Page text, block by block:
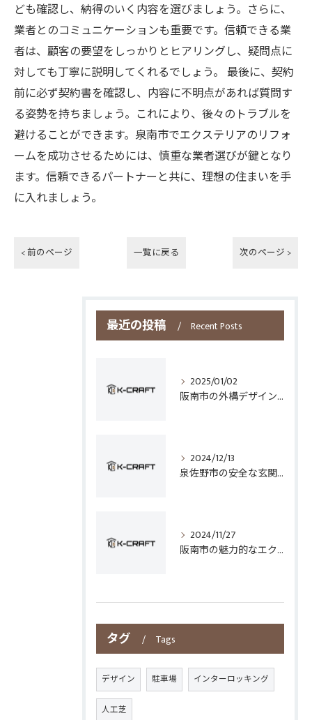
ども確認し、納得のいく内容を選びましょう。さらに、
業者とのコミュニケーションも重要です。信頼できる業
者は、顧客の要望をしっかりとヒアリングし、疑問点に
対しても丁寧に説明してくれるでしょう。 最後に、契約
前に必ず契約書を確認し、内容に不明点があれば質問す
る姿勢を持ちましょう。これにより、後々のトラブルを
避けることができます。泉南市でエクステリアのリフォ
ームを成功させるためには、慎重な業者選びが鍵となり
ます。信頼できるパートナーと共に、理想の住まいを手
に入れましょう。
< 前のページ 一覧に戻る 次のページ >
最近の投稿 Recent Posts
2025/01/02
阪南市の外構デザインとフェンス選びのポイント
2024/12/13
泉佐野市の安全な玄関手すり設置技術
2024/11/27
阪南市の魅力的なエクステリアデザイン
タグ Tags
デザイン 駐車場 インターロッキング
人工芝